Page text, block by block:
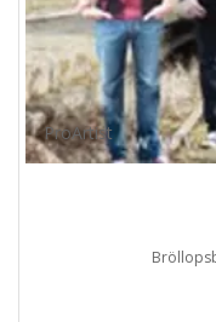
ProArtist